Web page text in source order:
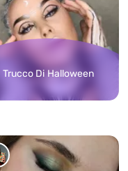
Trucco Di Halloween